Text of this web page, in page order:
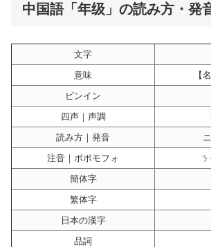
中国語「年级」の読み方・発
文字
意味
【
ピンイン
四声｜声調
読み方｜発音
注音｜ボポモフォ
簡体字
繁体字
日本の漢字
品詞